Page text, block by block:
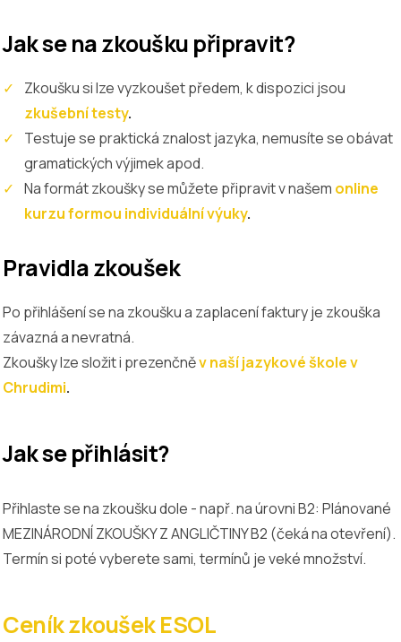
Jak se na zkoušku připravit?
Zkoušku si lze vyzkoušet předem, k dispozici jsou
zkušební testy.
Testuje se praktická znalost jazyka, nemusíte se obávat
gramatických výjimek apod.
Na formát zkoušky se můžete připravit v našem online
kurzu formou individuální výuky.
Pravidla zkoušek
Po přihlášení se na zkoušku a zaplacení faktury je zkouška
závazná a nevratná.
Zkoušky lze složit i prezenčněv naší jazykové škole v
Chrudimi.
Jak se přihlásit?
Přihlaste se na zkoušku dole - např. na úrovni B2: Plánované
MEZINÁRODNÍ ZKOUŠKY Z ANGLIČTINY B2 (čeká na otevření).
Termín si poté vyberete sami, termínů je veké množství.
Ceník zkoušek ESOL